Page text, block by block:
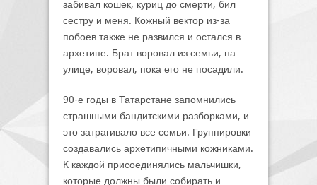
забивал кошек, куриц до смерти, бил
сестру и меня. Кожный вектор из-за
побоев также не развился и остался в
архетипе. Брат воровал из семьи, на
улице, воровал, пока его не посадили.
90-е годы в Татарстане запомнились
страшными бандитскими разборками, и
это затрагивало все семьи. Группировки
создавались архетипичными кожниками.
К каждой присоединялись мальчишки,
которые должны были собирать и